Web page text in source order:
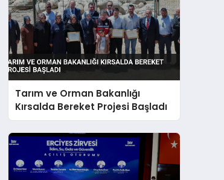
Tarım ve Orman Bakanlığı
Kırsalda Bereket Projesi Başladı